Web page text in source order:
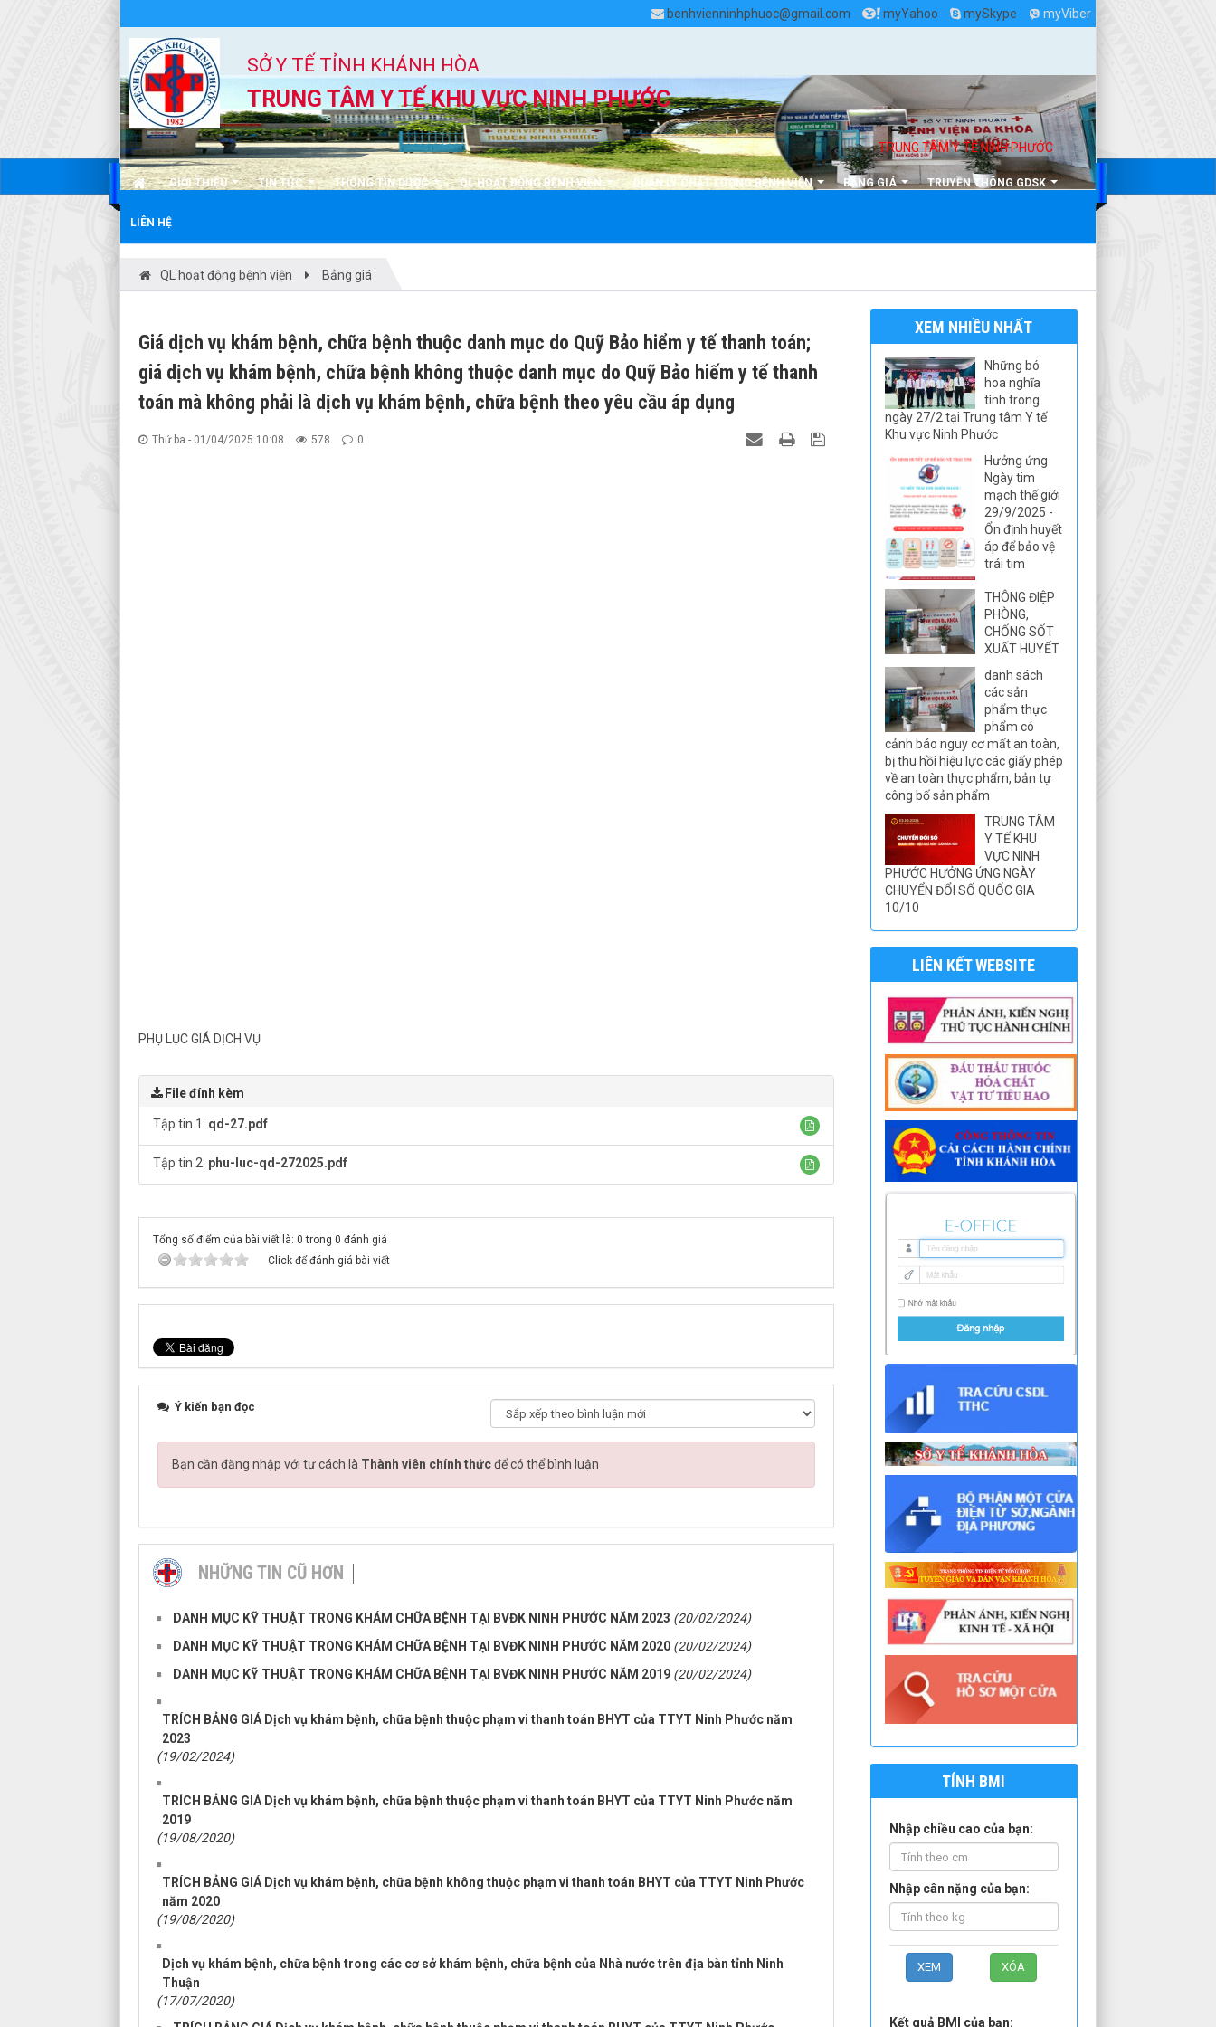
SỞ Y TẾ TỈNH KHÁNH HÒA
TRUNG TÂM Y TẾ KHU VỰC NINH PHƯỚC
TRUNG TÂM Y TẾ NINH PHƯỚC Địa chỉ: Khu phố 6, xã
GIỚI THIỆU TIN TỨC THÔNG TIN DƯỢC QL HOẠT ĐỘNG BỆNH VIỆN QUẢN LÝ CHẤT LƯỢNG BỆNH VIỆN BẢNG GIÁ TRUYỀN THÔNG GDSK
LIÊN HỆ
benhvienninhphuoc@gmail.com myYahoo mySkype myViber
QL hoạt động bệnh viện Bảng giá
Giá dịch vụ khám bệnh, chữa bệnh thuộc danh mục do Quỹ Bảo hiểm y tế thanh toán;
giá dịch vụ khám bệnh, chữa bệnh không thuộc danh mục do Quỹ Bảo hiếm y tế thanh
toán mà không phải là dịch vụ khám bệnh, chữa bệnh theo yêu cầu áp dụng
Thứ ba - 01/04/2025 10:08 578 0
PHỤ LỤC GIÁ DỊCH VỤ
File đính kèm
Tập tin 1: qd-27.pdf
Tập tin 2: phu-luc-qd-272025.pdf
Tổng số điểm của bài viết là: 0 trong 0 đánh giá
Click để đánh giá bài viết
Ý kiến bạn đọc
Bạn cần đăng nhập với tư cách là Thành viên chính thứcđể có thể bình luận
NHỮNG TIN CŨ HƠN
DANH MỤC KỸ THUẬT TRONG KHÁM CHỮA BỆNH TẠI BVĐK NINH PHƯỚC NĂM 2023 (20/02/2024)
DANH MỤC KỸ THUẬT TRONG KHÁM CHỮA BỆNH TẠI BVĐK NINH PHƯỚC NĂM 2020 (20/02/2024)
DANH MỤC KỸ THUẬT TRONG KHÁM CHỮA BỆNH TẠI BVĐK NINH PHƯỚC NĂM 2019 (20/02/2024)
TRÍCH BẢNG GIÁ Dịch vụ khám bệnh, chữa bệnh thuộc phạm vi thanh toán BHYT của TTYT Ninh Phước năm
2023
(19/02/2024)
TRÍCH BẢNG GIÁ Dịch vụ khám bệnh, chữa bệnh thuộc phạm vi thanh toán BHYT của TTYT Ninh Phước năm
2019
(19/08/2020)
TRÍCH BẢNG GIÁ Dịch vụ khám bệnh, chữa bệnh không thuộc phạm vi thanh toán BHYT của TTYT Ninh Phước
năm 2020
(19/08/2020)
Dịch vụ khám bệnh, chữa bệnh trong các cơ sở khám bệnh, chữa bệnh của Nhà nước trên địa bàn tỉnh Ninh
Thuận
(17/07/2020)
XEM NHIỀU NHẤT
Những bó
hoa nghĩa
tình trong
ngày 27/2 tại Trung tâm Y tế
Khu vực Ninh Phước
Hưởng ứng
Ngày tim
mạch thế giới
29/9/2025 -
Ổn định huyết
áp để bảo vệ
trái tim
THÔNG ĐIỆP
PHÒNG,
CHỐNG SỐT
XUẤT HUYẾT
danh sách
các sản
phẩm thực
phẩm có
cảnh báo nguy cơ mất an toàn,
bị thu hồi hiệu lực các giấy phép
về an toàn thực phẩm, bản tự
công bố sản phẩm
TRUNG TÂM
Y TẾ KHU
VỰC NINH
PHƯỚC HƯỞNG ỨNG NGÀY
CHUYỂN ĐỔI SỐ QUỐC GIA
10/10
LIÊN KẾT WEBSITE
TÍNH BMI
Nhập chiều cao của bạn:
Nhập cân nặng của bạn:
Kết quả BMI của bạn: